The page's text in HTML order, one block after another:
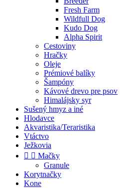
Fresh Farm
Wildfull Dog
Kudo Dog
Alpha Spirit
Cestoviny
Hračky
Oleje
Prémiové balíky
Šampóny
Kávové drevo pre psov
Himalájsky syr
Sušený hmyz a iné
Hlodavce
Akvaristika/Teraristika
Vtáctvo
Ježkovia
  Mačky
Granule
Korytnačky
Kone